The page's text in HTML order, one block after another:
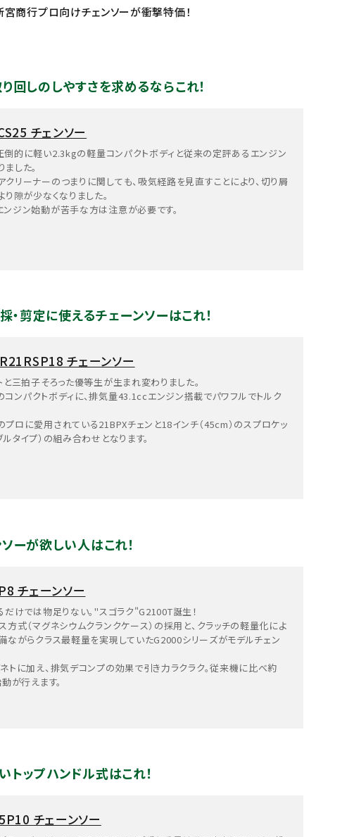
宮商行プロ向けチェンソーが衝撃特価！
回しのしやすさを求めるならこれ！
チェンソー
倒的に軽い2.3kgの軽量コンパクトボディと従来の定評あるエンジン
した。
リーナーのつまりに関しても、吸気経路を見直すことにより、切り屑
り隙が少なくなりました。
ジン始動が苦手な方は注意が必要です。
剪定に使えるチェーンソーはこれ！
チェーンソー
と三拍子そろった優等生が生まれ変わりました。
ンパクトボディに、排気量43.1ccエンジン搭載でパワフルでトルク
ロに愛用されている21BPXチェンと18インチ（45cm）のスプロケッ
ルタイプ）の組み合わせとなります。
ーが欲しい人はこれ！
チェーンソー
だけでは物足りない。"スゴラク"G2100T誕生！
方式（マグネシウムクランクケース）の採用と、クラッチの軽量化によ
ながらクラス最軽量を実現していたG2000シリーズがモデルチェン
トに加え、排気デコンプの効果で引き力ラクラク。従来機に比べ約
が行えます。
ップハンドル式はこれ！
チェーンソー